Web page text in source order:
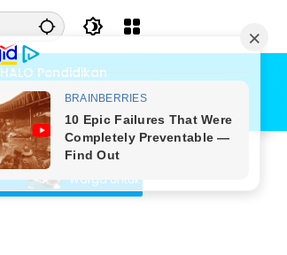
HALO Pendidikan
Pemdes Bambasiang Tampung Usulan
Warga untuk Penyusunan RKPDes 2027